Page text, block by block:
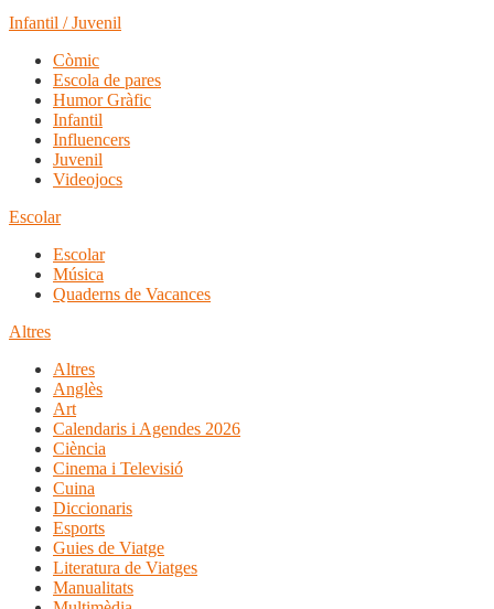
Infantil / Juvenil
Còmic
Escola de pares
Humor Gràfic
Infantil
Influencers
Juvenil
Videojocs
Escolar
Escolar
Música
Quaderns de Vacances
Altres
Altres
Anglès
Art
Calendaris i Agendes 2026
Ciència
Cinema i Televisió
Cuina
Diccionaris
Esports
Guies de Viatge
Literatura de Viatges
Manualitats